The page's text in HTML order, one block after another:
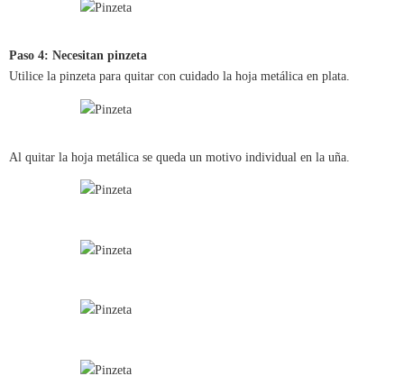
Paso 4: Necesitan pinzeta
Utilice la pinzeta para quitar con cuidado la hoja metálica en plata.
Al quitar la hoja metálica se queda un motivo individual en la uña.